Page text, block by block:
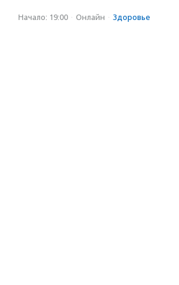
Начало: 19:00 · Онлайн · Здоровье